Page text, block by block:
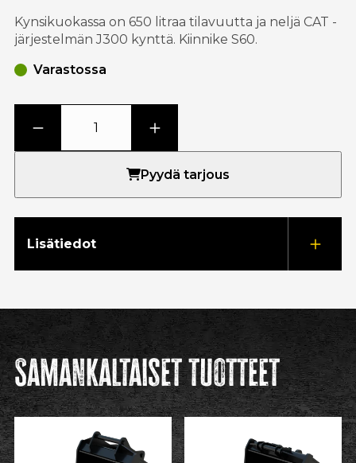
Kynsikuokassa on 650 litraa tilavuutta ja neljä CAT -
järjestelmän J300 kynttä. Kiinnike S60.
Varastossa
Pyydä tarjous
Lisätiedot
Samankaltaiset tuotteet